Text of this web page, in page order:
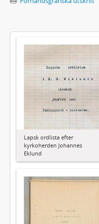
Lapsk ordlista efter
kyrkoherden Johannes
Eklund